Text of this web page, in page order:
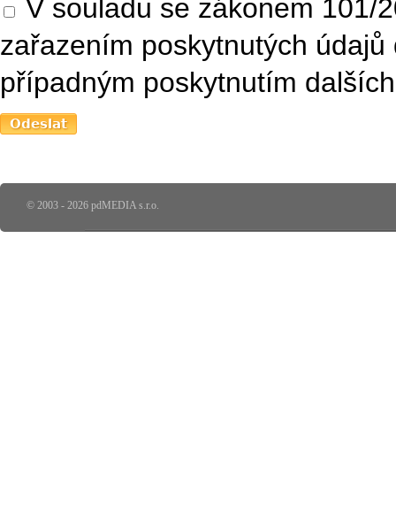
V souladu se zákonem 101/
zařazením poskytnutých
případným poskytnutím
© 2003 - 2026 pdMEDIA s.r.o.